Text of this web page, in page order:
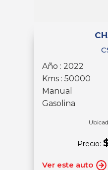
Año : 2022
Kms : 50000
Manual
Gasolina
Precio:
Ver este auto